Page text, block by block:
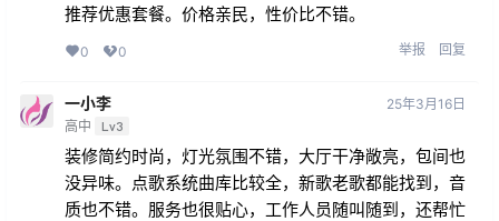
推荐优惠套餐。价格亲民，性价比不错。
0 0 举报 回复
一小李
高中 Lv3
25年3月16日
装修简约时尚，灯光氛围不错，大厅干净敞亮，包间也
没异味。点歌系统曲库比较全，新歌老歌都能找到，音
质也不错。服务也很贴心，工作人员随叫随到，还帮忙